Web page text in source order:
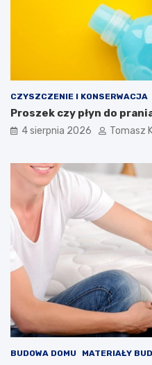
CZYSZCZENIE I KONSERWACJA
Proszek czy płyn do
4 sierpnia 2026 Tomasz
BUDOWA DOMU MATERIAŁY